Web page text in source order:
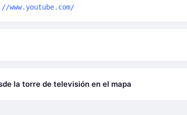
www.youtube.com/
la torre de televisión en el mapa